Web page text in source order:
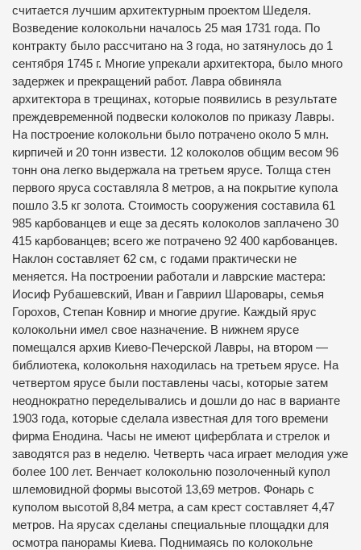
считается лучшим архитектурным проектом Шеделя.
Возведение колокольни началось 25 мая 1731 года. По
контракту было рассчитано на 3 года, но затянулось до 1
сентября 1745 г. Многие упрекали архитектора, было много
задержек и прекращений работ. Лавра обвиняла
архитектора в трещинах, которые появились в результате
преждевременной подвески колоколов по приказу Лавры.
На построение колокольни было потрачено около 5 млн.
кирпичей и 20 тонн извести. 12 колоколов общим весом 96
тонн она легко выдержала на третьем ярусе. Толща стен
первого яруса составляла 8 метров, а на покрытие купола
пошло 3.5 кг золота. Стоимость сооружения составила 61
985 карбованцев и еще за десять колоколов заплачено З0
415 карбованцев; всего же потрачено 92 400 карбованцев.
Наклон составляет 62 см, с годами практически не
меняется. На построении работали и лаврские мастера:
Иосиф Рубашевский, Иван и Гавриил Шаровары, семья
Горохов, Степан Ковнир и многие другие. Каждый ярус
колокольни имел свое назначение. В нижнем ярусе
помещался архив Киево-Печерской Лавры, на втором —
библиотека, колокольня находилась на третьем ярусе. На
четвертом ярусе были поставлены часы, которые затем
неоднократно переделывались и дошли до нас в варианте
1903 года, которые сделала известная для того времени
фирма Енодина. Часы не имеют циферблата и стрелок и
заводятся раз в неделю. Четверть часа играет мелодия уже
более 100 лет. Венчает колокольню позолоченный купол
шлемовидной формы высотой 13,69 метров. Фонарь с
куполом высотой 8,84 метра, а сам крест составляет 4,47
метров. На ярусах сделаны специальные площадки для
осмотра панорамы Киева. Поднимаясь по колокольне